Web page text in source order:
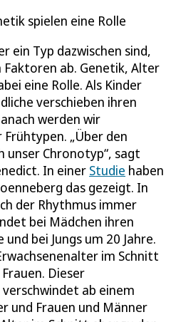
spielen eine Rolle
ein Typ dazwischen sind,
ab. Genetik, Alter
eine Rolle. Als Kinder
verschieben ihren
werden wir
„Über den
unser Chronotyp“, sagt
In einer Studie haben
das gezeigt. In
der Rhythmus immer
bei Mädchen ihren
bei Jungs um 20 Jahre.
im Schnitt
Dieser
ab einem
und Frauen und Männer